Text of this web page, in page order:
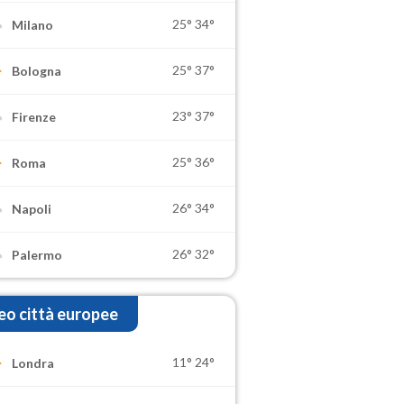
Milano 25° 34°
Bologna 25° 37°
Firenze 23° 37°
Roma 25° 36°
Napoli 26° 34°
Palermo 26° 32°
città europee
Londra 11° 24°